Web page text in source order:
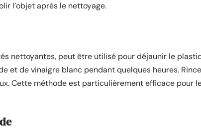
l’objet après le nettoyage.
nettoyantes, peut être utilisé pour déjaunir le
et de vinaigre blanc pendant quelques heures.
Cette méthode est particulièrement efficace pour